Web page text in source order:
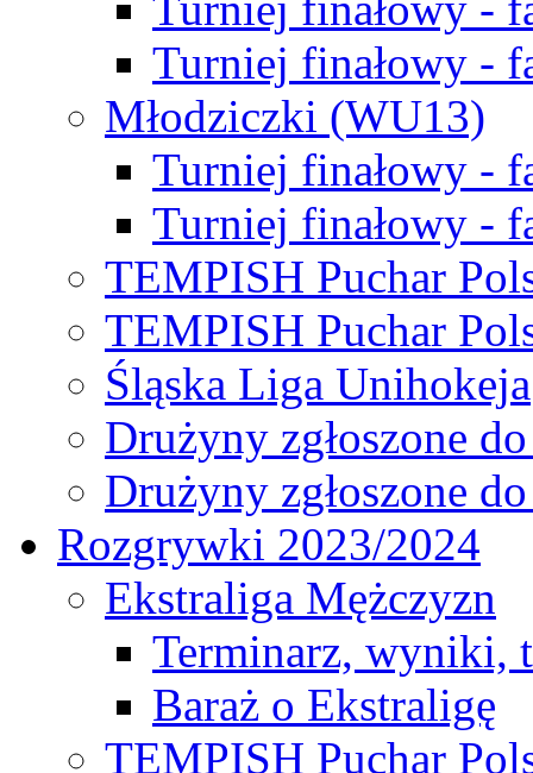
Turniej finałowy -
Młodziczki (WU13)
Turniej finałowy -
Turniej finałowy -
TEMPISH Puchar
TEMPISH Puchar
Śląska Liga Unihokeja
Drużyny zgłoszone
Drużyny zgłoszone
Rozgrywki 2023/2024
Ekstraliga Mężczyzn
Terminarz, wyniki,
Baraż o Ekstraligę
TEMPISH Puchar